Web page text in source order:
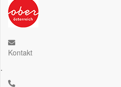
Kontakt
.